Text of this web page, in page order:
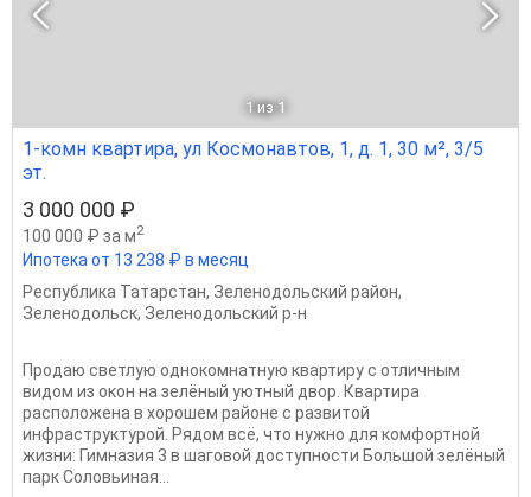
1 из 1
1-комн квартира, ул Космонавтов, 1, д. 1, 30 м², 3/5
эт.
3 000 000 ₽
100 000 ₽ за м2
Ипотека от 13 238 ₽ в месяц
Республика Татарстан, Зеленодольский район,
Зеленодольск, Зеленодольский р-н
Продаю светлую однокомнатную квартиру с отличным
видом из окон на зелёный уютный двор. Квартира
расположена в хорошем районе с развитой
инфраструктурой. Рядом всё, что нужно для комфортной
жизни: Гимназия 3 в шаговой доступности Большой зелёный
парк Соловьиная...